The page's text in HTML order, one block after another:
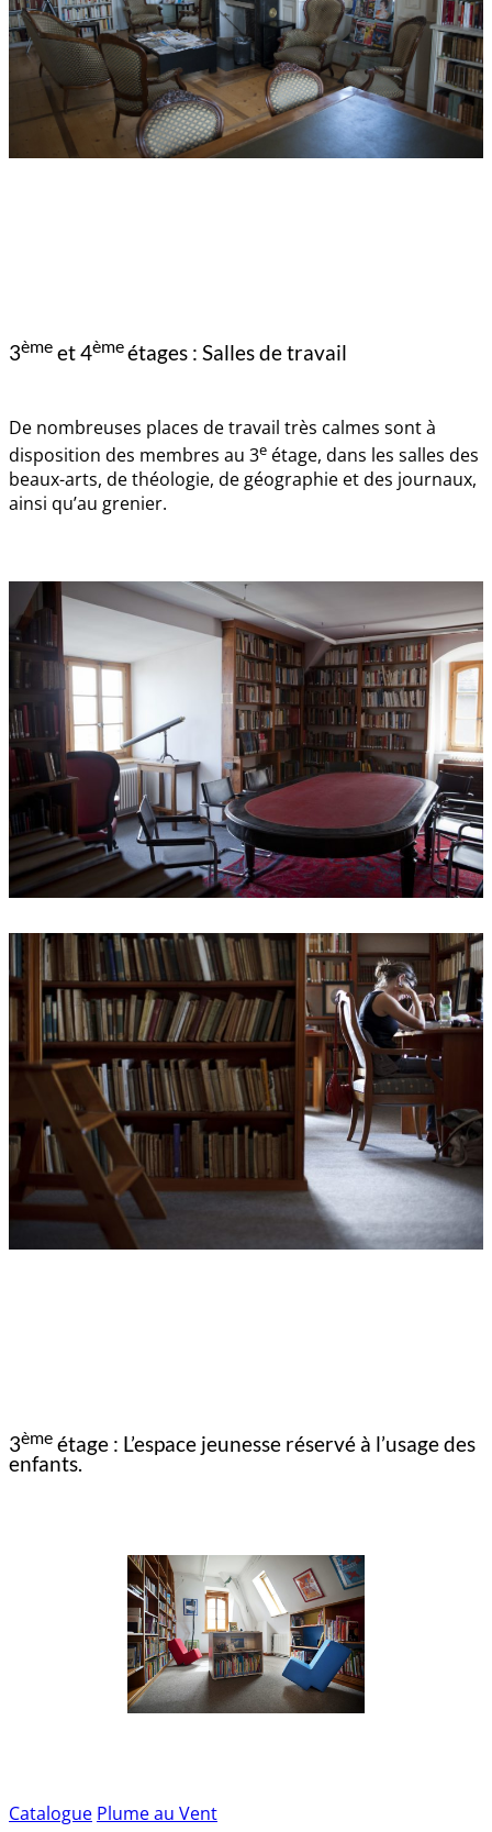
3ème et 4èmeétages : Salles de travail
De nombreuses places de travail très calmes sont à
disposition des membres au 3e étage, dans les salles des
beaux-arts, de théologie, de géographie et des journaux,
ainsi qu’au grenier.
3ème étage : L’espace jeunesse réservé à l’usage des
enfants.
Catalogue Plume au Vent